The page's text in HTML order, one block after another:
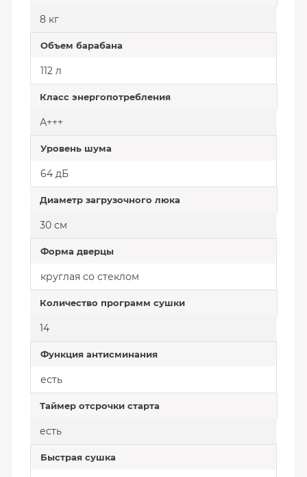
8 кг
Объем барабана
112 л
Класс энергопотребления
А+++
Уровень шума
64 дБ
Диаметр загрузочного люка
30 см
Форма дверцы
круглая со стеклом
Количество программ сушки
14
Функция антисминания
есть
Таймер отсрочки старта
есть
Быстрая сушка